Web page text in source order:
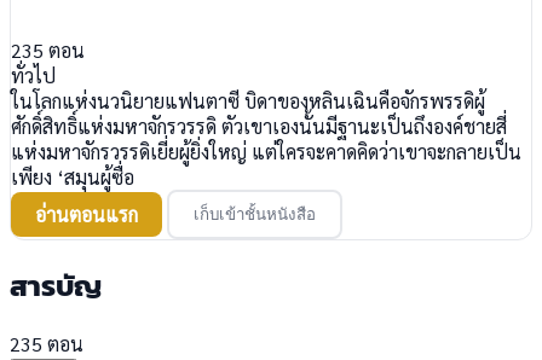
235 ตอน
ทั่วไป
ในโลกแห่งนวนิยายแฟนตาซี บิดาของหลินเฉินคือจักรพรรดิผู้
ศักดิ์สิทธิ์แห่งมหาจักรวรรดิ ตัวเขาเองนั้นมีฐานะเป็นถึงองค์ชายสี่
แห่งมหาจักรวรรดิเยี่ยผู้ยิ่งใหญ่ แต่ใครจะคาดคิดว่าเขาจะกลายเป็น
เพียง ‘สมุนผู้ซื่อ
อ่านตอนแรก
เก็บเข้าชั้นหนังสือ
สารบัญ
235 ตอน